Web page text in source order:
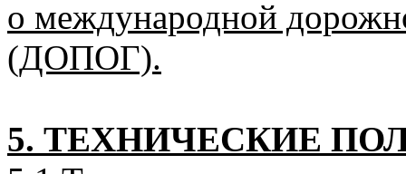
о международной
(ДОПОГ).
5. ТЕХНИЧЕСКИЕ